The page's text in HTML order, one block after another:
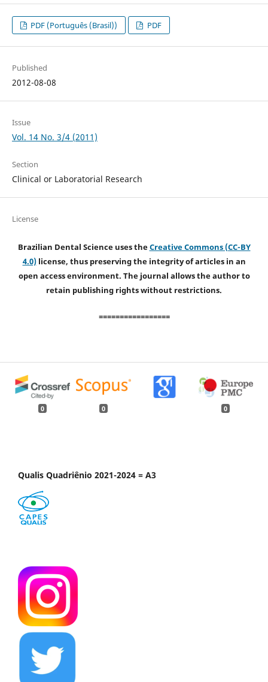
PDF (Português (Brasil)) PDF
Published
2012-08-08
Issue
Vol. 14 No. 3/4 (2011)
Section
Clinical or Laboratorial Research
License
Brazilian Dental Science uses theCreative Commons (CC-BY
4.0)license, thus preserving the integrity of articles in an
open access environment. The journal allows the author to
retain publishing rights without restrictions.
=================
0 0 0
Qualis Quadriênio 2021-2024 = A3